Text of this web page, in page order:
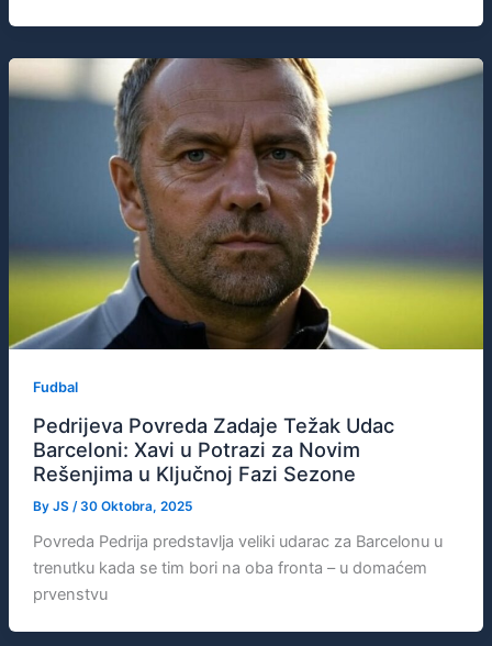
Fudbal
Pedrijeva Povreda Zadaje Težak Udac
Barceloni: Xavi u Potrazi za Novim
Rešenjima u Ključnoj Fazi Sezone
By JS /30 Oktobra, 2025
Povreda Pedrija predstavlja veliki udarac za Barcelonu u
trenutku kada se tim bori na oba fronta – u domaćem
prvenstvu